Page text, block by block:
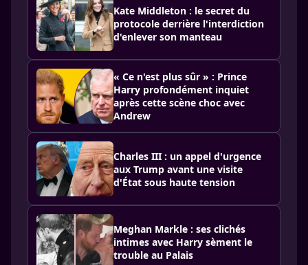
Kate Middleton : le secret du
protocole derrière l'interdiction
d'enlever son manteau
« Ce n'est plus sûr » : Prince
Harry profondément inquiet
après cette scène choc avec
Andrew
Charles III : un appel d'urgence
aux Trump avant une visite
d'État sous haute tension
Meghan Markle : ses clichés
intimes avec Harry sèment le
trouble au Palais